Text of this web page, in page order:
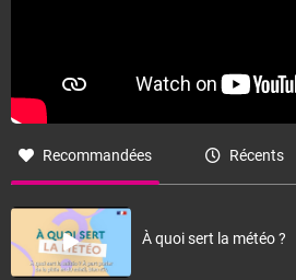
Recommandées Récents
À quoi sert la météo ?